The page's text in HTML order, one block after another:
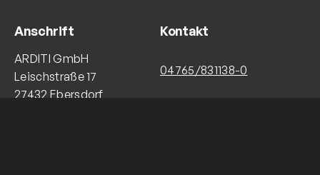
Anschrift
ARDITI GmbH
Leischstraße 17
27432 Ebersdorf
Kontakt
04765/831138-0